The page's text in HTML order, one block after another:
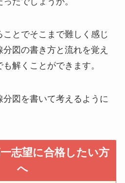
とでそこまで難しく感じ
図の書き方と流れを覚え
解くことができます。
図を書いて考えるように
志望に合格したい方
へ